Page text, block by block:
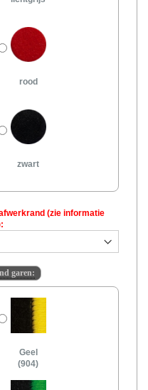
rood
zwart
(zie informatie
garen:
Geel
(904)